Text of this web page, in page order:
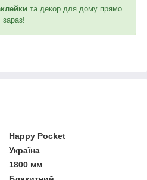
та декор для дому прямо
зараз!
Happy Pocket
Україна
1800 мм